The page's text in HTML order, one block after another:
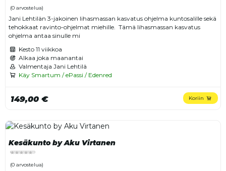
(0 arvostelua)
Jani Lehtilän 3-jakoinen lihasmassan kasvatus ohjelma kuntosalille sekä
tehokkaat ravinto-ohjelmat miehille. Tämä lihasmassan kasvatus
ohjelma antaa sinulle mi
Kesto 11 viikkoa
Alkaa joka maanantai
Valmentaja Jani Lehtilä
Käy Smartum / ePassi / Edenred
149,00 € Koriin
Kesäkunto by Aku Virtanen
(0 arvostelua)